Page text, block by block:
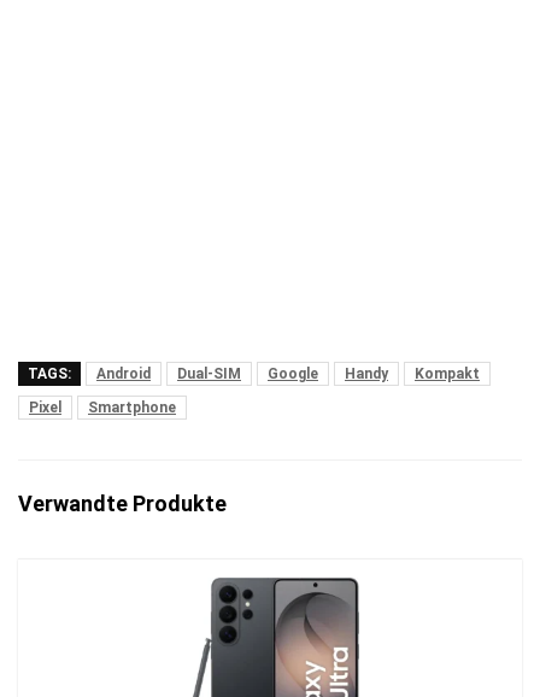
TAGS: Android Dual-SIM Google Handy
Kompakt
Pixel
Smartphone
Verwandte Produkte